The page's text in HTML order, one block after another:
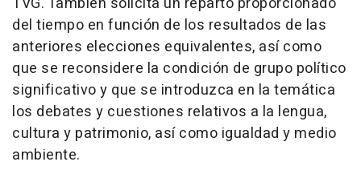
del tiempo en función de los resultados de las
anteriores elecciones equivalentes, así como
que se reconsidere la condición de grupo político
significativo y que se introduzca en la temática
los debates y cuestiones relativos a la lengua,
cultura y patrimonio, así como igualdad y medio
ambiente.